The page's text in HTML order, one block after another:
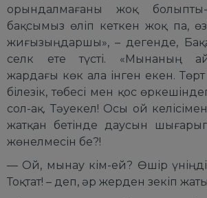
орындалмағаны жоқ
бақсымыз өліп кеткен жоқ па,
жиғызыңдаршы», – дегенде,
селк ете түсті. «Мынаның
жардағы көк ала інген екен.
білезік, төбесі мен қос
сол-ақ. Тәуекел! Осы ой
жатқан бетінде даусын
жөнелмесін бе?!
— Ой, мынау кім-ей? Өшір үніңді
Тоқтат! – деп, әр жерден зекіп